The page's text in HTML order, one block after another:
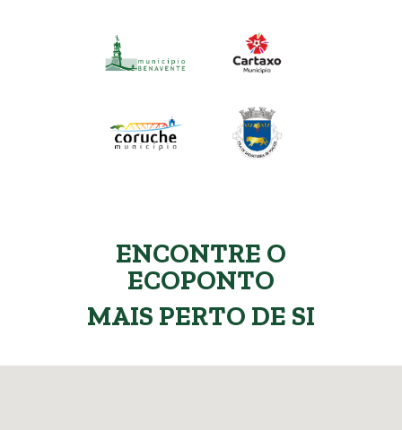
ENCONTRE O
ECOPONTO
MAIS PERTO DE SI